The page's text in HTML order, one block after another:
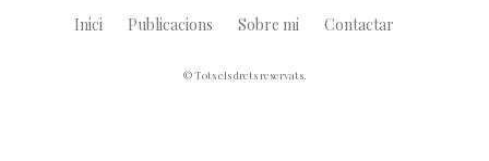
Inici Publicacions Sobre mi Contactar
© Tots els drets reservats.